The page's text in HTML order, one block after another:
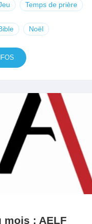
Temps de prière
Noël
mois : AELF